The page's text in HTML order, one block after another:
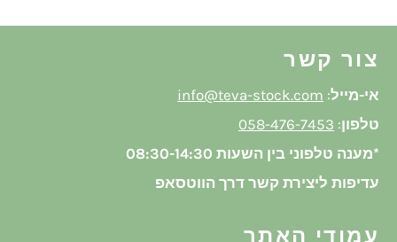
צור קשר
אי-מייל:
info@teva-stock.com
טלפון:
058-476-7453
*מענה טלפוני בין השעות 08:30-14:30
עדיפות ליצירת קשר דרך הווטסאפ
עמודי האתר